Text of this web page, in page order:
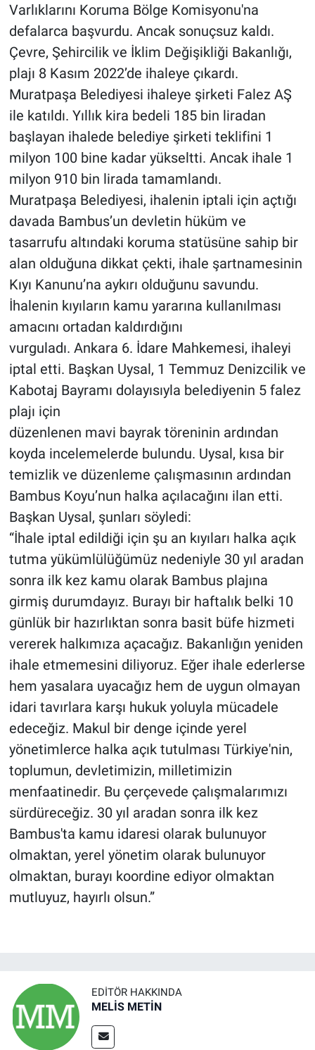
Varlıklarını Koruma Bölge Komisyonu'na
defalarca başvurdu. Ancak sonuçsuz kaldı.
Çevre, Şehircilik ve İklim Değişikliği Bakanlığı,
plajı 8 Kasım 2022’de ihaleye çıkardı.
Muratpaşa Belediyesi ihaleye şirketi Falez AŞ
ile katıldı. Yıllık kira bedeli 185 bin liradan
başlayan ihalede belediye şirketi teklifini 1
milyon 100 bine kadar yükseltti. Ancak ihale 1
milyon 910 bin lirada tamamlandı.
Muratpaşa Belediyesi, ihalenin iptali için açtığı
davada Bambus’un devletin hüküm ve
tasarrufu altındaki koruma statüsüne sahip bir
alan olduğuna dikkat çekti, ihale şartnamesinin
Kıyı Kanunu’na aykırı olduğunu savundu.
İhalenin kıyıların kamu yararına kullanılması
amacını ortadan kaldırdığını
vurguladı. Ankara 6. İdare Mahkemesi, ihaleyi
iptal etti. Başkan Uysal, 1 Temmuz Denizcilik ve
Kabotaj Bayramı dolayısıyla belediyenin 5 falez
plajı için
düzenlenen mavi bayrak töreninin ardından
koyda incelemelerde bulundu. Uysal, kısa bir
temizlik ve düzenleme çalışmasının ardından
Bambus Koyu’nun halka açılacağını ilan etti.
Başkan Uysal, şunları söyledi:
“İhale iptal edildiği için şu an kıyıları halka açık
tutma yükümlülüğümüz nedeniyle 30 yıl aradan
sonra ilk kez kamu olarak Bambus plajına
girmiş durumdayız. Burayı bir haftalık belki 10
günlük bir hazırlıktan sonra basit büfe hizmeti
vererek halkımıza açacağız. Bakanlığın yeniden
ihale etmemesini diliyoruz. Eğer ihale ederlerse
hem yasalara uyacağız hem de uygun olmayan
idari tavırlara karşı hukuk yoluyla mücadele
edeceğiz. Makul bir denge içinde yerel
yönetimlerce halka açık tutulması Türkiye'nin,
toplumun, devletimizin, milletimizin
menfaatinedir. Bu çerçevede çalışmalarımızı
sürdüreceğiz. 30 yıl aradan sonra ilk kez
Bambus'ta kamu idaresi olarak bulunuyor
olmaktan, yerel yönetim olarak bulunuyor
olmaktan, burayı koordine ediyor olmaktan
mutluyuz, hayırlı olsun.”
EDITÖR HAKKINDA
MELİS METİN